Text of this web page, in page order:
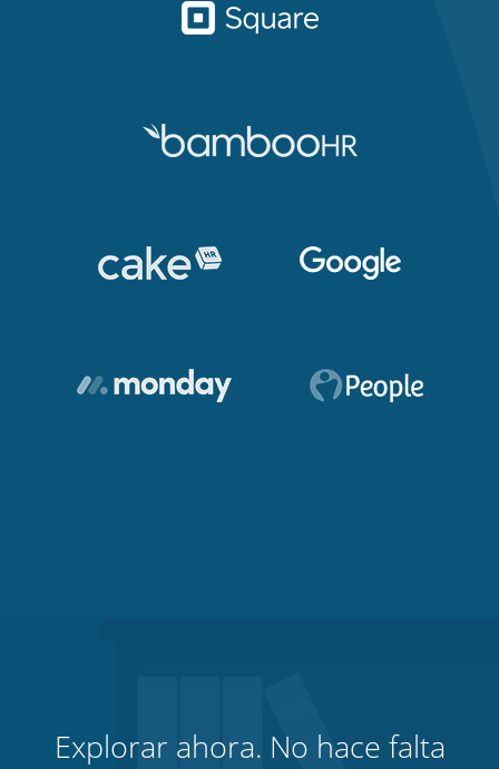
Explorar ahora. No hace falta